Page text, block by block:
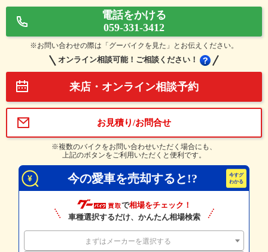
電話をかける
059-331-3412
※お問い合わせの際は「グーバイクを見た」とお伝えください。
オンライン相談可能！ご相談ください！
来店・オンライン相談予約
お見積り/お問合せ
※複数のバイクをお問い合わせいただく場合にも、
上記のボタンをご利用いただくと便利です。
今の愛車を売却すると!?
で相場をチェック！
車種選択するだけ、かんたん相場検索
まずはメーカーを選択する